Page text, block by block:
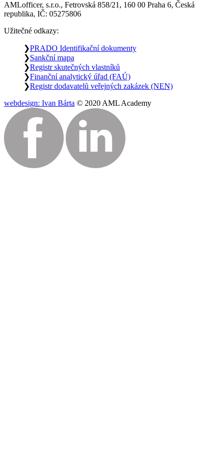
AMLofficer, s.r.o., Fetrovská 858/21, 160 00 Praha 6, Česká
republika, IČ: 05275806
Užitečné odkazy:
PRADO Identifikační dokumenty
Sankční mapa
Registr skutečných vlastníků
Finanční analytický úřad (FAÚ)
Registr dodavatelů veřejných zakázek (NEN)
webdesign: Ivan Bárta © 2020 AML Academy